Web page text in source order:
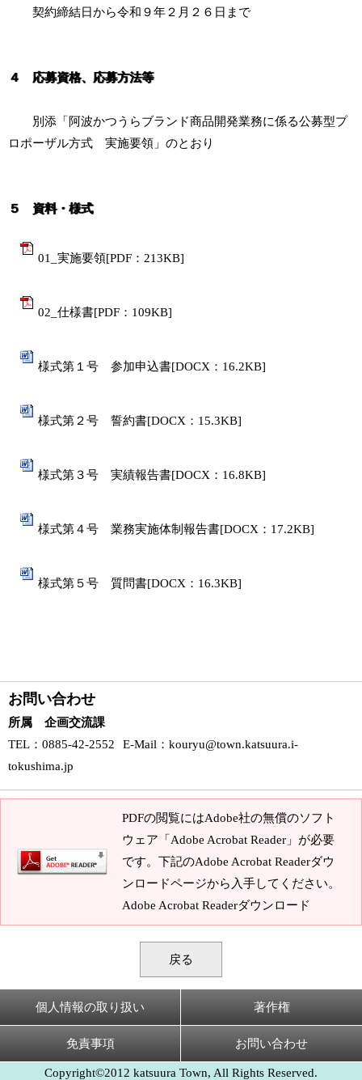
契約締結日から令和９年２月２６日まで
４ 応募資格、応募方法等
別添「阿波かつうらブランド商品開発業務に係る公募型プ
ロポーザル方式 実施要領」のとおり
５ 資料・様式
01_実施要領[PDF：213KB]
02_仕様書[PDF：109KB]
様式第１号 参加申込書[DOCX：16.2KB]
様式第２号 誓約書[DOCX：15.3KB]
様式第３号 実績報告書[DOCX：16.8KB]
様式第４号 業務実施体制報告書[DOCX：17.2KB]
様式第５号 質問書[DOCX：16.3KB]
お問い合わせ
所属 企画交流課
TEL ：0885-42-2552 E-Mail ： kouryu@town.katsuura.i-
tokushima.jp
PDFの閲覧にはAdobe社の無償のソフト
ウェア「Adobe Acrobat Reader」が必要
です。下記のAdobe Acrobat Readerダウ
ンロードページから入手してください。
Adobe Acrobat Readerダウンロード
戻る
個人情報の取り扱い 著作権
免責事項 お問い合わせ
Copyright©2012 katsuura Town, All Rights Reserved.